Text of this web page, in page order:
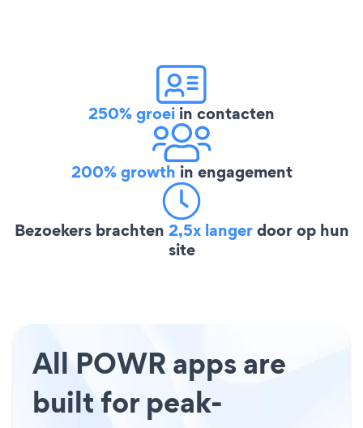
250% groei in contacten
200% growth in engagement
Bezoekers brachten 2,5x langerdoor op hun
site
All POWR apps are
built for peak-